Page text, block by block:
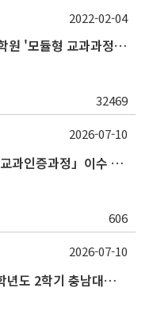
SNU Inno-Edu 프로젝트 보건대학원 '모듈형 교과과정' 안내(revised 2022/2/28)
32469
2022-02-04
2026학년도 1학기 「서울대학교 교과인증과정」이수 신청 안내
606
2026-07-10
[그린바이오 혁신융합대학]2026학년도 2학기 충남대학교 교류 수학 안내
2026-07-10